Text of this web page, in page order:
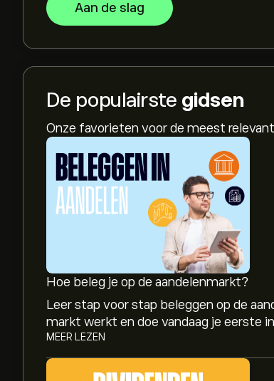
Aan de slag
De populairste gidsen
Onze favorieten voor de meest
Hoe beleg je op de aandelenmarkt?
Leer stap voor stap beleggen op de
markt werkt en doe vandaag je eerste
MEER LEZEN